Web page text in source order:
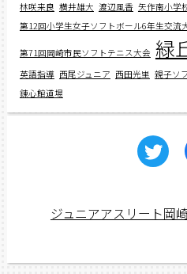
林咲来良 横井雄大 渡辺風香 矢作南小学
第12回小学生女子ソフトボール6年生交流
第71回岡崎市民ソフトテニス大会 緑
英語指導 西尾ジュニア 西田光里 親子ソ
錬心館道場
ジュニアアスリート岡